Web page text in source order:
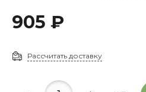
905 ₽
Рассчитать доставку